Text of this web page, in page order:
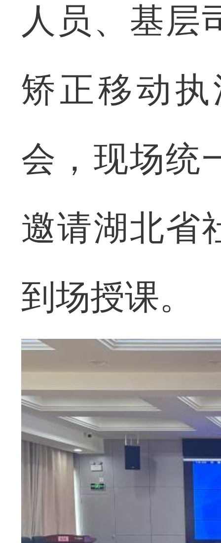
人员、基层
矫正移动
会，现场统
邀请湖北省
到场授课。